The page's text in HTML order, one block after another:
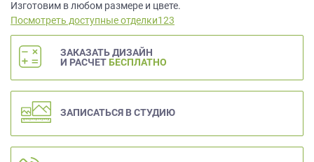
Изготовим в любом размере и цвете.
Посмотреть доступные отделки123
ЗАКАЗАТЬ ДИЗАЙН
И РАСЧЕТ БЕСПЛАТНО
ЗАПИСАТЬСЯ В СТУДИЮ
данных.